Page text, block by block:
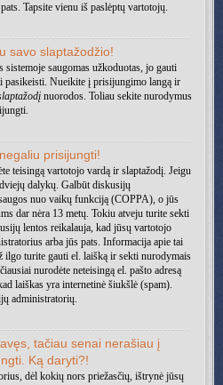
Tapsite vienu iš paslėptų vartotojų.
savo slaptažodžio!
saugomas užkoduotas, jo gauti
pasikeisti. Nueikite į prisijungimo langą ir
nuorodos. Toliau sekite nurodymus
prisijungti!
teisingą vartotojo vardą ir slaptažodį. Jeigu
dalykų. Galbūt diskusijų
nuo vaikų funkciją (COPPA), o jūs
dar nėra 13 metų. Tokiu atveju turite sekti
lentos reikalauja, kad jūsų vartotojo
arba jūs pats. Informacija apie tai
ilgo turite gauti el. laišką ir sekti nurodymais
nurodėte neteisingą el. pašto adresą
laiškas yra internetinė šiukšlė (spam).
administratorių.
tačiau senai nerašiau į
Ką daryti?!
dėl kokių nors priežasčių, ištrynė jūsų